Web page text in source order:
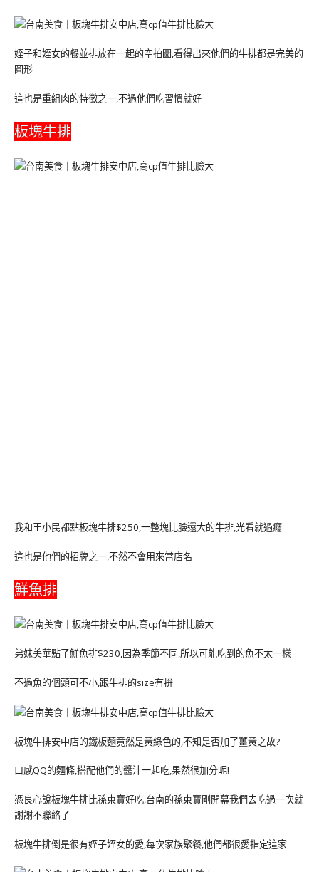
姪子和姪女的餐並排放在一起的空拍圖,看得出來他們的牛排都是完美的
圓形
這也是重組肉的特徵之一,不過他們吃習慣就好
板塊牛排
我和王小民都點板塊牛排$250,一整塊比臉還大的牛排,光看就過癮
這也是他們的招牌之一,不然不會用來當店名
鮮魚排
弟妹美華點了鮮魚排$230,因為季節不同,所以可能吃到的魚不太一樣
不過魚的個頭可不小,跟牛排的size有拚
板塊牛排安中店的鐵板麵竟然是黃綠色的,不知是否加了薑黃之故?
口感QQ的麵條,搭配他們的醬汁一起吃,果然很加分呢!
憑良心說板塊牛排比孫東寶好吃,台南的孫東寶剛開幕我們去吃過一次就
謝謝不聯絡了
板塊牛排倒是很有姪子姪女的愛,每次家族聚餐,他們都很愛指定這家